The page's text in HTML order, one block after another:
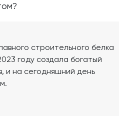
строительного белка
году создала богатый
и на сегодняшний день